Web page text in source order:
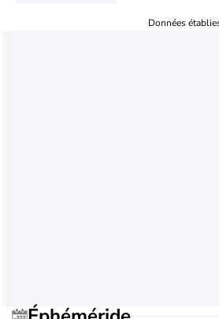
Données